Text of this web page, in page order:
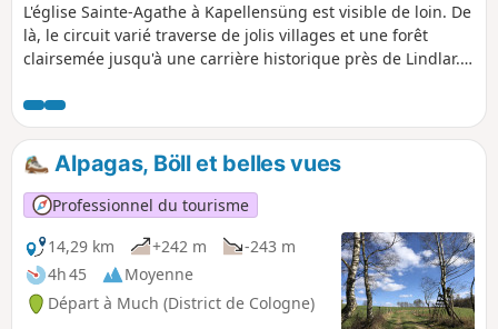
L'église Sainte-Agathe à Kapellensüng est visible de loin. De
là, le circuit varié traverse de jolis villages et une forêt
clairsemée jusqu'à une carrière historique près de Lindlar.
un « effet spécial » nous attend : la tour Sainte-Agathe
semble s'élever au-dessus de la prairie.
Alpagas, Böll et belles vues
Professionnel du tourisme
14,29 km
+242 m
-243 m
4h 45
Moyenne
Départ à Much (District de Cologne)